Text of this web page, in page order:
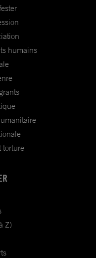
humains
torture
Z)